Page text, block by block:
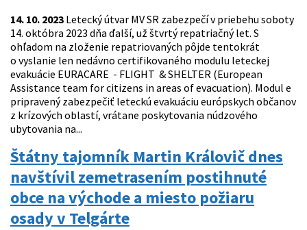
14. 10. 2023 Letecký útvar MV SR zabezpečí v priebehu soboty
14. októbra 2023 dňa ďalší, už štvrtý repatriačný let. S
ohľadom na zloženie repatriovaných pôjde tentokrát
o vyslanie len nedávno certifikovaného modulu leteckej
evakuácie EURACARE - FLIGHT & SHELTER (European
Assistance team for citizens in areas of evacuation). Modul e
pripravený zabezpečiť leteckú evakuáciu európskych občanov
z krízových oblastí, vrátane poskytovania núdzového
ubytovania na...
Štátny tajomník Martin Královič dnes
navštívil zemetrasením postihnuté
obce na východe a miesto požiaru
osady v Telgárte